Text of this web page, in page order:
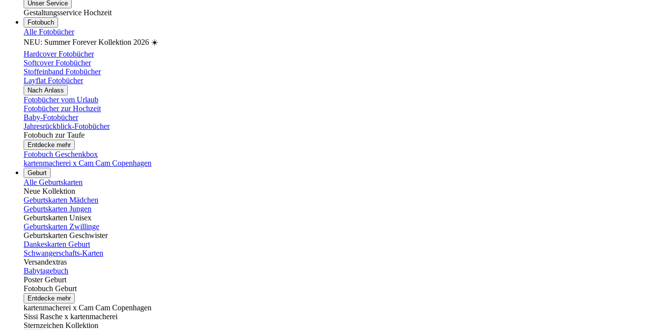
Unser Service
Gestaltungsservice Hochzeit
Fotobuch
Alle Fotobücher
NEU: Summer Forever Kollektion 2026 ☀️
Hardcover Fotobücher
Softcover Fotobücher
Stoffeinband Fotobücher
Layflat Fotobücher
Nach Anlass
Fotobücher vom Urlaub
Fotobücher zur Hochzeit
Baby-Fotobücher
Jahresrückblick-Fotobücher
Fotobuch zur Taufe
Entdecke mehr
Fotobuch Geschenkbox
kartenmacherei x Cam Cam Copenhagen
Geburt
Alle Geburtskarten
Neue Kollektion
Geburtskarten Mädchen
Geburtskarten Jungen
Geburtskarten Unisex
Geburtskarten Zwillinge
Geburtskarten Geschwister
Dankeskarten Geburt
Schwangerschafts-Karten
Versandextras
Babytagebuch
Poster Geburt
Fotobuch Geburt
Entdecke mehr
kartenmacherei x Cam Cam Copenhagen
Sissi Rasche x kartenmacherei
Sternzeichen Kollektion